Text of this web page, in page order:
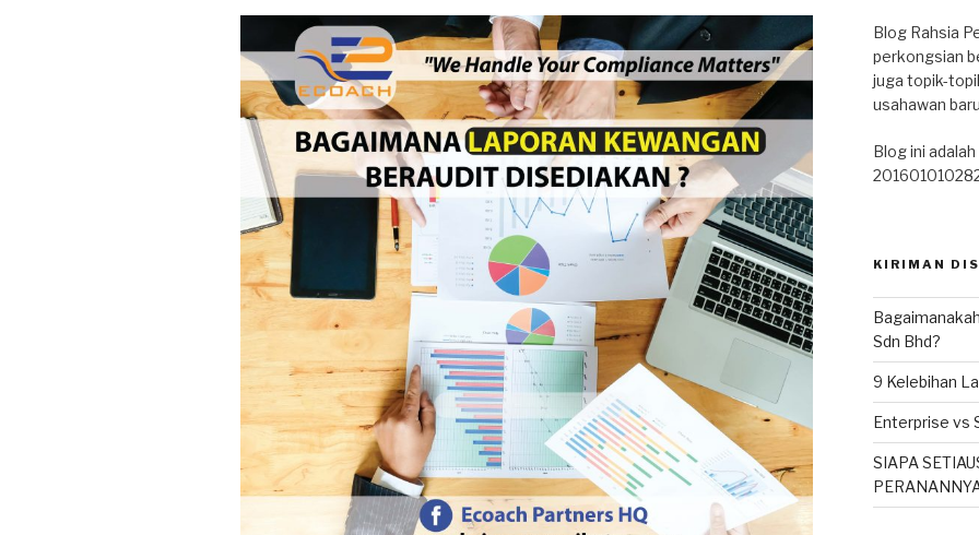
Blog Rahsia
perkongsian
juga topik-
usahawan
Blog ini
201601010282
KIRIMAN
Sdn Bhd?
9 Kelebihan
Enterprise vs
SIAPA